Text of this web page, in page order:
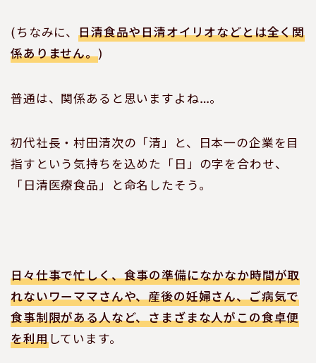
(ちなみに、日清食品や日清オイリオなどとは全く関
係ありません。)
普通は、関係あると思いますよね…。
初代社長・村田清次の「清」と、日本一の企業を目
指すという気持ちを込めた「日」の字を合わせ、
「日清医療食品」と命名したそう。
日々仕事で忙しく、食事の準備になかなか時間が取
れないワーママさんや、産後の妊婦さん、ご病気で
食事制限がある人など、さまざまな人がこの食卓便
を利用しています。